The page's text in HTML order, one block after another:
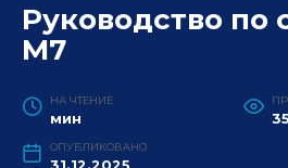
Руководство по
M7
НА ЧТЕНИЕ
мин
ОПУБЛИКОВАНО